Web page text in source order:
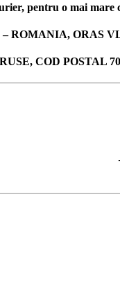
pentru o mai mare
– ROMANIA, ORAS
COD POSTAL